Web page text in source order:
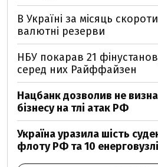
В Україні за місяць
валютні резерви
НБУ покарав 21
серед них Райффайзен
Нацбанк дозволив не
бізнесу на тлі атак РФ
Україна уразила шість
флоту РФ та 10